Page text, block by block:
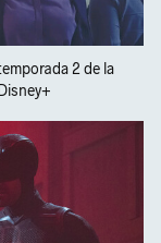
2 de la